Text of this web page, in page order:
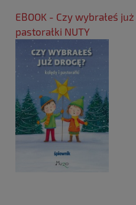
EBOOK - Czy wybrałeś
pastorałki NUTY